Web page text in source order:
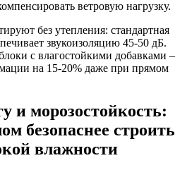
ветровую нагрузку.
без утепления: стандартная
звукоизоляцию 45-50 дБ.
с влагостойкими добавками –
на 15-20% даже при прямом
и морозостойкость:
безопаснее строить
влажности